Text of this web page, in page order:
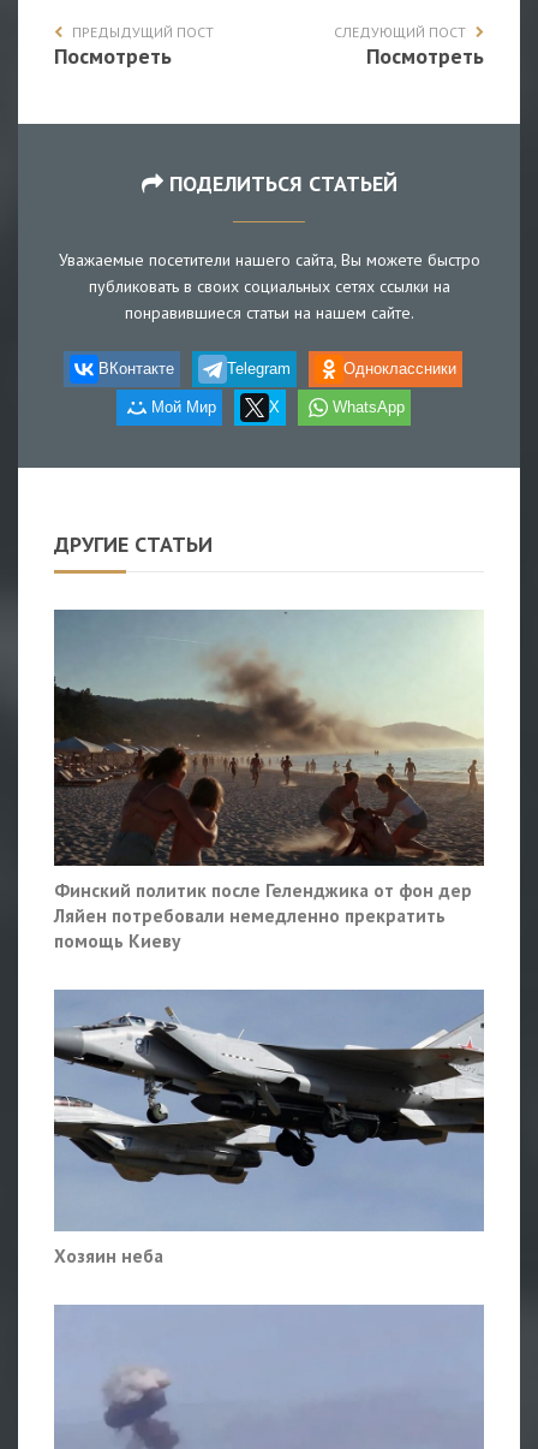
ПРЕДЫДУЩИЙ ПОСТ
Посмотреть
СЛЕДУЮЩИЙ ПОСТ
Посмотреть
ПОДЕЛИТЬСЯ СТАТЬЕЙ
Уважаемые посетители нашего сайта, Вы можете быстро
публиковать в своих социальных сетях ссылки на
понравившиеся статьи на нашем сайте.
ВКонтакте Telegram Одноклассники
Мой Мир X WhatsApp
ДРУГИЕ СТАТЬИ
Финский политик после Геленджика от фон дер
Ляйен потребовали немедленно прекратить
помощь Киеву
Хозяин неба